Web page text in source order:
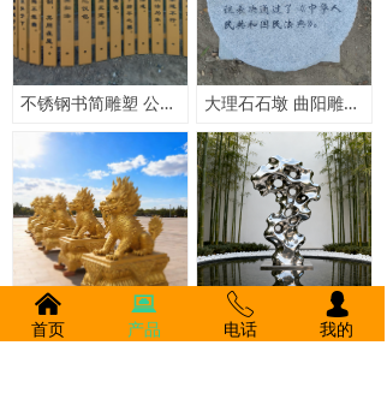
不锈钢书简雕塑 公园景观摆件 户外小品摆件定制 大理石石墩 曲阳雕刻 景观小品 公园普法宣传
不锈钢景观太湖石 304镜面雕塑 户外水景雕塑 售楼处摆件
낀
首页
뀵
产品
ꂅ
电话
넙
我的